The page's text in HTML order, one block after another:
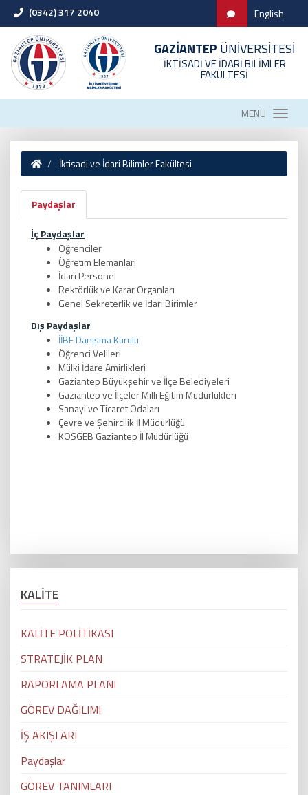
(0342) 317 2040 English
GAZİANTEP ÜNİVERSİTESİ
İKTİSADİ VE İDARİ BİLİMLER
FAKÜLTESİ
MENÜ
İktisadi ve İdari Bilimler Fakültesi
Paydaşlar
İç Paydaşlar
Öğrenciler
Öğretim Elemanları
İdari Personel
Rektörlük ve Karar Organları
Genel Sekreterlik ve İdari Birimler
Dış Paydaşlar
İİBF Danışma Kurulu
Öğrenci Velileri
Mülki İdare Amirlikleri
Gaziantep Büyükşehir ve İlçe Belediyeleri
Gaziantep ve İlçeler Milli Eğitim Müdürlükleri
Sanayi ve Ticaret Odaları
Çevre ve Şehircilik İl Müdürlüğü
KOSGEB Gaziantep İl Müdürlüğü
KALİTE
KALİTE POLİTİKASI
STRATEJİK PLAN
RAPORLAMA PLANI
GÖREV DAĞILIMI
İŞ AKIŞLARI
Paydaşlar
GÖREV TANIMLARI